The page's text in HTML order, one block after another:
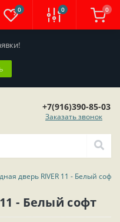
0 0 0
+7(916)390-85-03
Заказать звонок
дверь RIVER 11 - Белый софт
- Белый софт